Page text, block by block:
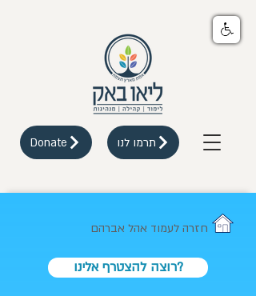
תרמו לנו Donate
חזרה לעמוד אהל אברהם
רוצה להצטרף אלינו?